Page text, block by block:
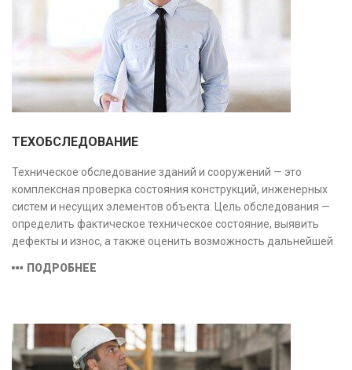
ТЕХОБСЛЕДОВАНИЕ
Техническое обследование зданий и сооружений — это
комплексная проверка состояния конструкций, инженерных
систем и несущих элементов объекта. Цель обследования —
определить фактическое техническое состояние, выявить
дефекты и износ, а также оценить возможность дальнейшей
ПОДРОБНЕЕ